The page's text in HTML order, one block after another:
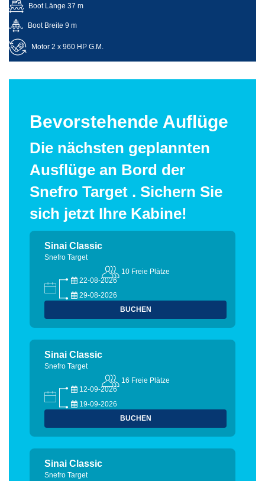
Boot Länge 37 m
Boot Breite 9 m
Motor 2 x 960 HP G.M.
Bevorstehende Auflüge
Die nächsten geplannten
Ausflüge an Bord der
Snefro Target . Sichern Sie
sich jetzt Ihre Kabine!
Sinai Classic
Snefro Target
10 Freie Plätze
22-08-2026
29-08-2026
BUCHEN
Sinai Classic
Snefro Target
16 Freie Plätze
12-09-2026
19-09-2026
BUCHEN
Sinai Classic
Snefro Target